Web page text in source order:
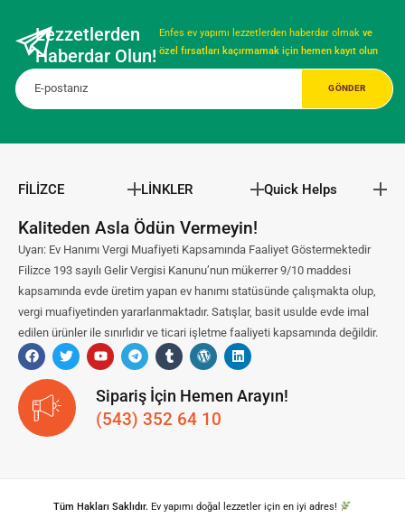
Lezzetlerden
Haberdar Olun!
Enfes ev yapımı lezzetlerden haberdar olmak ve
özel fırsatları kaçırmamak için hemen kayıt olun
FİLİZCE LİNKLER Quick Helps
Kaliteden Asla Ödün Vermeyin!
Uyarı: Ev Hanımı Vergi Muafiyeti Kapsamında Faaliyet Göstermektedir
Filizce 193 sayılı Gelir Vergisi Kanunu’nun mükerrer 9/10 maddesi
kapsamında evde üretim yapan ev hanımı statüsünde çalışmakta olup,
vergi muafiyetinden yararlanmaktadır. Satışlar, basit usulde evde imal
edilen ürünler ile sınırlıdır ve ticari işletme faaliyeti kapsamında değildir.
Sipariş İçin Hemen Arayın!
(543) 352 64 10
Tüm Hakları Saklıdır. Ev yapımı doğal lezzetler için en iyi adres!